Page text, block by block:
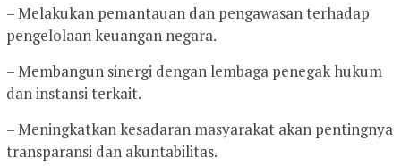
– Melakukan pemantauan dan pengawasan terhadap
pengelolaan keuangan negara.
– Membangun sinergi dengan lembaga penegak hukum
dan instansi terkait.
– Meningkatkan kesadaran masyarakat akan pentingnya
transparansi dan akuntabilitas.